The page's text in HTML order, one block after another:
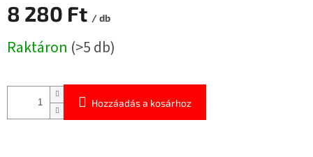
8 280 Ft / db
Raktáron (>5 db)
Hozzáadás a kosárhoz